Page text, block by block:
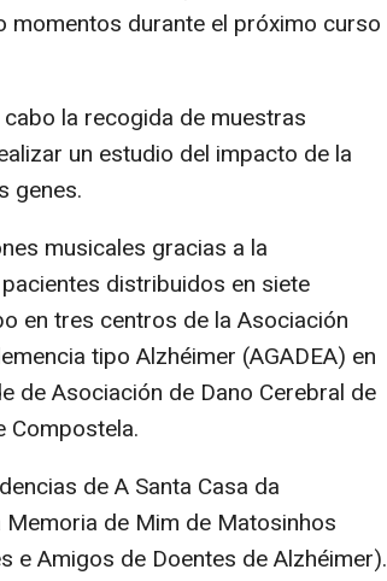
momentos durante el próximo curso
la recogida de muestras
un estudio del impacto de la
genes.
musicales gracias a la
distribuidos en siete
en tres centros de la Asociación
tipo Alzhéimer (AGADEA) en
de Asociación de Dano Cerebral de
Compostela.
de A Santa Casa da
de Mim de Matosinhos
e Amigos de Doentes de Alzhéimer).